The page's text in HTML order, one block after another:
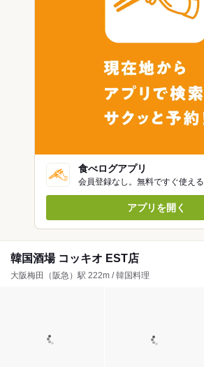
食べログアプリ
会員登録なし。無料ですぐ使える
アプリを開く
韓国酒場 コッキオ EST店
大阪梅田（阪急）駅 222m / 韓国料理